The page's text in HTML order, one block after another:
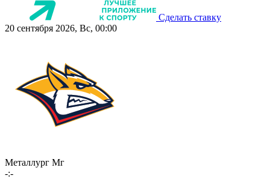
Сделать ставку
20 сентября 2026, Вс, 00:00
Металлург Мг
-:-